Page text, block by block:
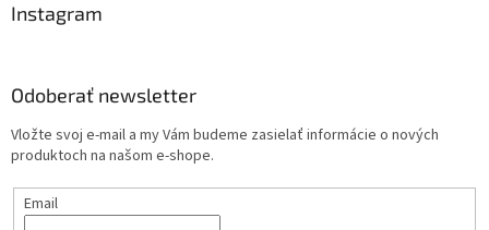
Instagram
Odoberať newsletter
Vložte svoj e-mail a my Vám budeme zasielať informácie o nových
produktoch na našom e-shope.
Email